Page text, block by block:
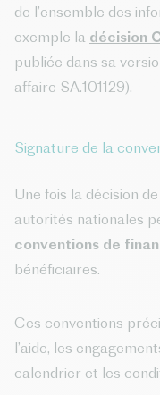
de l’ensemble des
exemple la décision
publiée dans sa
affaire SA.101129).
Signature de la
Une fois la décision
autorités nationales
conventions de
bénéficiaires.
Ces conventions
l’aide, les
calendrier et les